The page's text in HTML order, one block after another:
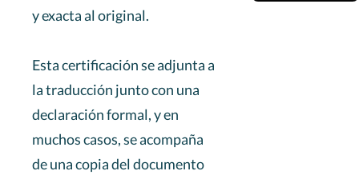
y exacta al original.
Esta certificación se adjunta a
la traducción junto con una
declaración formal, y en
muchos casos, se acompaña
de una copia del documento